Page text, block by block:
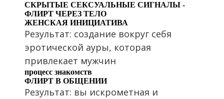
СКРЫТЫЕ СЕКСУАЛЬНЫЕ СИГНАЛЫ -
ФЛИРТ ЧЕРЕЗ ТЕЛО
ЖЕНСКАЯ ИНИЦИАТИВА
Результат: создание вокруг себя
эротической ауры, которая
привлекает мужчин
процесс знакомств
ФЛИРТ В ОБЩЕНИИ
Результат: вы искрометная и